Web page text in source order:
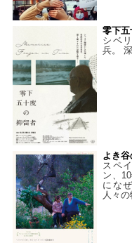
零下
シベ
兵。
よき
スペ
ン、
にな
人々